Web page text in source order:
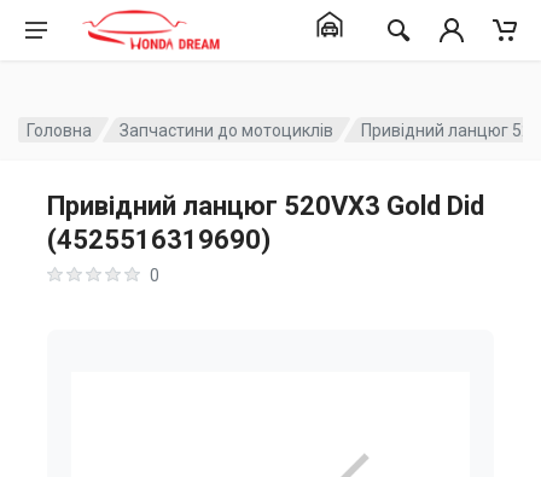
Головна Запчастини до мотоциклів Привідний ланцюг
Привідний ланцюг 520VX3 Gold Did
(4525516319690)
0